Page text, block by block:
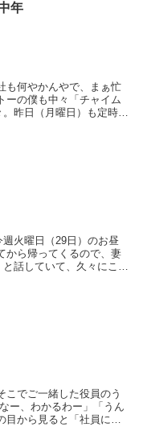
年
昨日（月曜日）も定時を
週火曜日（29日）のお昼
話していて、久々にこち